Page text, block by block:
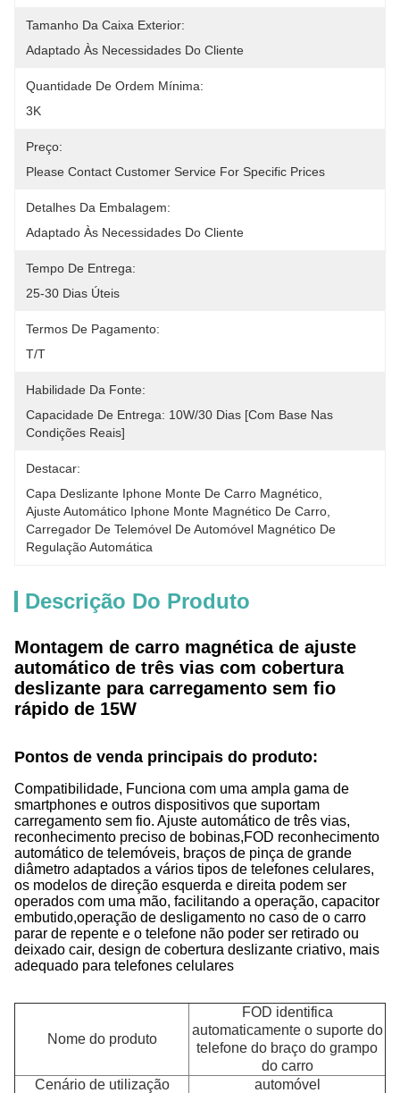
Tamanho Da Caixa Exterior:
Adaptado Às Necessidades Do Cliente
Quantidade De Ordem Mínima:
3K
Preço:
Please Contact Customer Service For Specific Prices
Detalhes Da Embalagem:
Adaptado Às Necessidades Do Cliente
Tempo De Entrega:
25-30 Dias Úteis
Termos De Pagamento:
T/T
Habilidade Da Fonte:
Capacidade De Entrega: 10W/30 Dias [com Base Nas
Condições Reais]
Destacar:
Capa Deslizante Iphone Monte De Carro Magnético
Ajuste Automático Iphone Monte Magnético De Carro
Carregador De Telemóvel De Automóvel Magnético De
Regulação Automática
Descrição Do Produto
Montagem de carro magnética de ajuste
automático de três vias com cobertura
deslizante para carregamento sem fio
rápido de 15W
Pontos de venda principais do produto:
Compatibilidade, Funciona com uma ampla gama de
smartphones e outros dispositivos que suportam
carregamento sem fio. Ajuste automático de três vias,
reconhecimento preciso de bobinas,FOD reconhecimento
automático de telemóveis, braços de pinça de grande
diâmetro adaptados a vários tipos de telefones celulares,
os modelos de direção esquerda e direita podem ser
operados com uma mão, facilitando a operação, capacitor
embutido,operação de desligamento no caso de o carro
parar de repente e o telefone não poder ser retirado ou
deixado cair, design de cobertura deslizante criativo, mais
adequado para telefones celulares
Nome do produto
FOD identifica
automaticamente o suporte do
telefone do braço do grampo
do carro
Cenário de utilização
automóvel